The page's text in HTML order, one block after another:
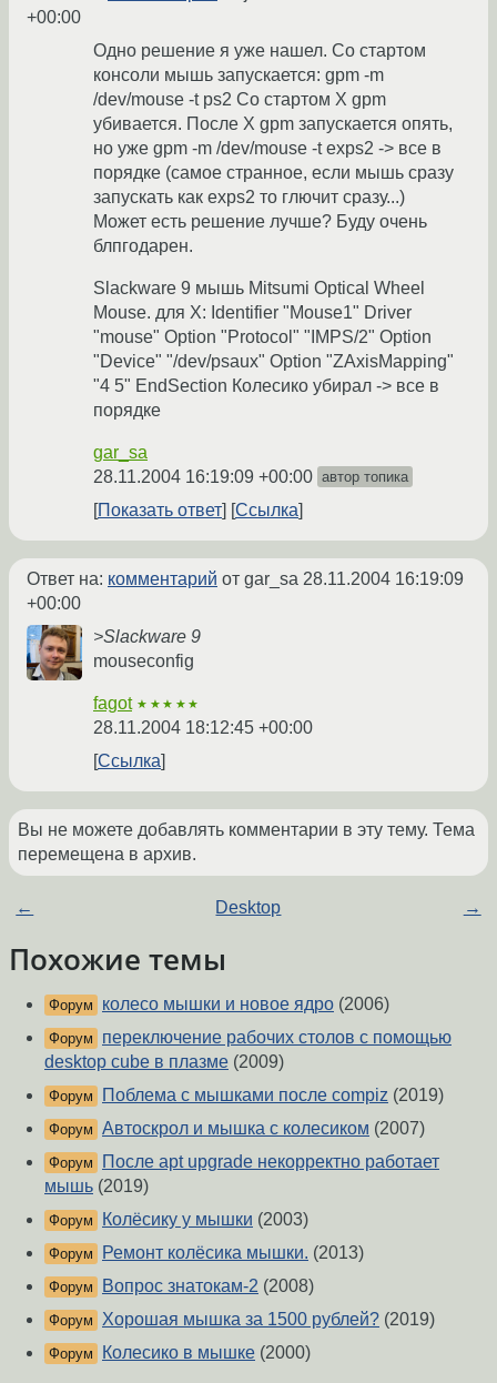
+00:00
Одно решение я уже нашел. Со стартом
консоли мышь запускается: gpm -m
/dev/mouse -t ps2 Со стартом X gpm
убивается. После X gpm запускается опять,
но уже gpm -m /dev/mouse -t exps2 -> все в
порядке (самое странное, если мышь сразу
запускать как exps2 то глючит сразу...)
Может есть решение лучше? Буду очень
блпгодарен.
Slackware 9 мышь Mitsumi Optical Wheel
Mouse. для X: Identifier "Mouse1" Driver
"mouse" Option "Protocol" "IMPS/2" Option
"Device" "/dev/psaux" Option "ZAxisMapping"
"4 5" EndSection Колесико убирал -> все в
порядке
gar_sa
28.11.2004 16:19:09 +00:00 автор топика
Показать ответ Ссылка
Ответ на: комментарий от gar_sa 28.11.2004 16:19:09
+00:00
>Slackware 9
mouseconfig
fagot ★★★★★
28.11.2004 18:12:45 +00:00
Ссылка
Вы не можете добавлять комментарии в эту тему. Тема
перемещена в архив.
← Desktop →
Похожие темы
Форум колесо мышки и новое ядро (2006)
Форум
переключение рабочих столов с помощью
desktop cube в плазме (2009)
Форум Поблема с мышками после compiz (2019)
Форум Автоскрол и мышка с колесиком (2007)
Форум
После apt upgrade некорректно работает
мышь (2019)
Форум Колёсику у мышки (2003)
Форум Ремонт колёсика мышки. (2013)
Форум Вопрос знатокам-2 (2008)
Форум Хорошая мышка за 1500 рублей? (2019)
Форум Колесико в мышке (2000)